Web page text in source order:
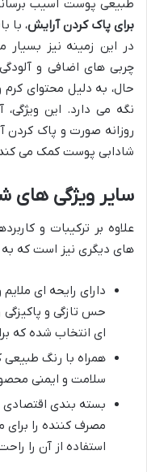
طبیعی پوست آسیب
برای پاک کردن آرایش، با
در این زمینه نیز
چربی های اضافی و
حال، به دلیل محتوای
نگه می دارد. این
روزانه صورت و پاک
شادابی پوست کمک می
سایر ویژگی
علاوه بر ترکیبات و
های دیگری نیز است که به
دارای رایحه ای
حس تازگی و پاکیزگی
ای انتخاب شده که
همراه با رنگ
سلامت و ایمنی
مصرف کننده را
استفاده از آن را